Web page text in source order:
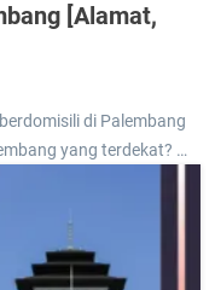
[Alamat,
di Palembang
yang terdekat? …